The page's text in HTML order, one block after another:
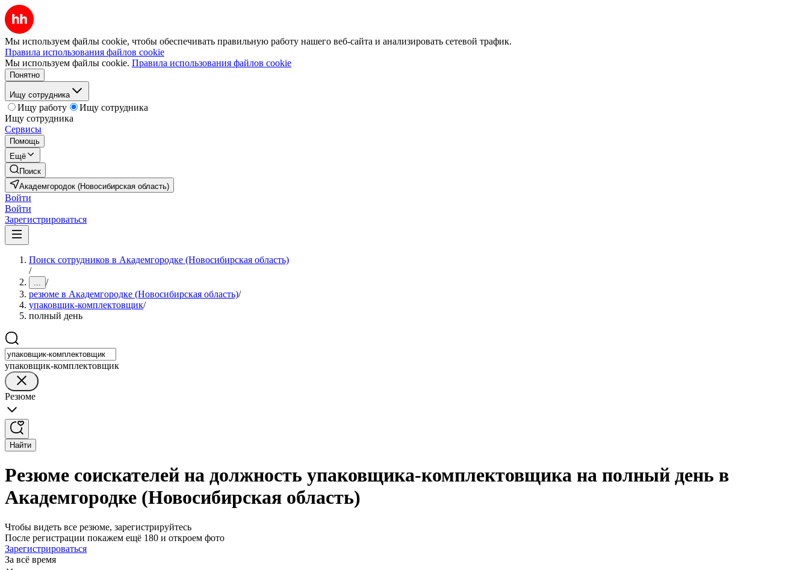
Мы используем файлы cookie, чтобы обеспечивать правильную работу нашего веб-сайта и анализировать сетевой трафик.
Правила использования файлов cookie
Мы используем файлы cookie. Правила использования файлов cookie
Понятно
Ищу сотрудника
Ищу работу
Ищу сотрудника
Ищу сотрудника
Сервисы
Помощь
Ещё
Поиск
Академгородок (Новосибирская область)
Войти
Войти
Зарегистрироваться
Поиск сотрудников в Академгородке (Новосибирская область)
/
... /
резюме в Академгородке (Новосибирская область)/
упаковщик-комплектовщик/
полный день
упаковщик-комплектовщик
Резюме
Найти
Резюме соискателей на должность упаковщика-комплектовщика на полный день в
Академгородке (Новосибирская область)
Чтобы видеть все резюме, зарегистрируйтесь
После регистрации покажем ещё 180 и откроем фото
Зарегистрироваться
За всё время